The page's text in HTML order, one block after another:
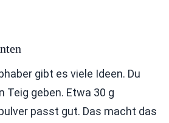
gibt es viele Ideen. Du
Teig geben. Etwa 30 g
passt gut. Das macht das